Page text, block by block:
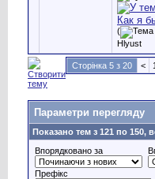
Как я
(
Hlyust
Сторінка 5 з 20 < 1
Параметри перегляду
Показано тем з 121 по 150,
Впорядковано за
Префікс